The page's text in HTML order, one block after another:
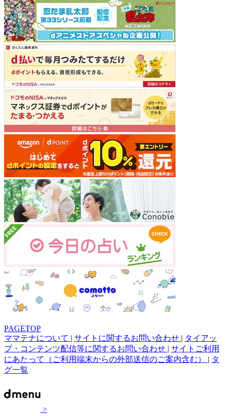
PAGETOP
ママテナについて | サイトに関するお問い合わせ | タイアッ
プ・コンテンツ配信等に関するお問い合わせ | サイトご利用
にあたって（ご利用端末からの外部送信のご案内含む） | タ
グ一覧
>